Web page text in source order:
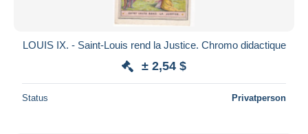
LOUIS IX. - Saint-Louis rend la Justice. Chromo didactique
± 2,54 $
Status Privatperson